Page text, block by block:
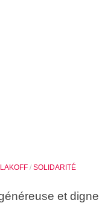
/ SOLIDARITÉ
et digne